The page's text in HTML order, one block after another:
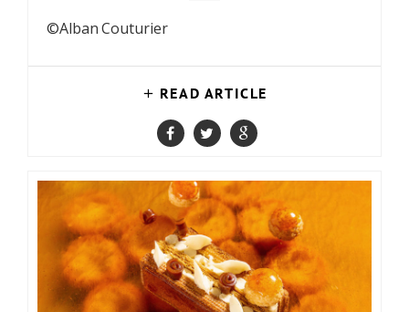
©Alban Couturier
READ ARTICLE